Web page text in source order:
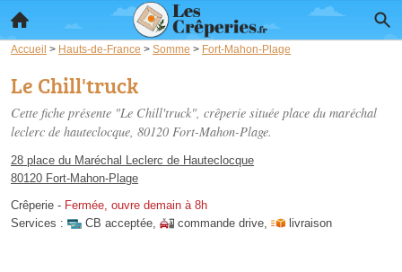
Accueil > Hauts-de-France > Somme > Fort-Mahon-Plage
Le Chill'truck
Cette fiche présente "Le Chill'truck", crêperie située place du maréchal
leclerc de hauteclocque, 80120 Fort-Mahon-Plage.
28 place du Maréchal Leclerc de Hauteclocque
80120 Fort-Mahon-Plage
Crêperie - Fermée, ouvre demain à 8h
Services :
CB acceptée, commande drive, livraison